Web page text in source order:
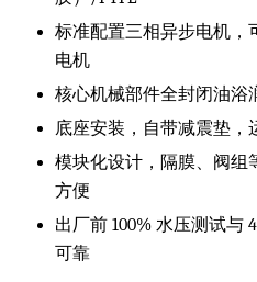
标准配置三相异步电机，
电机
核心机械部件全封闭油浴
底座安装，自带减震垫，
模块化设计，隔膜、阀组
方便
出厂前 100% 水压测试与
可靠